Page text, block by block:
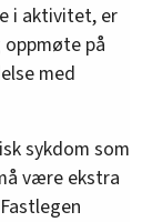
i aktivitet, er
på
med
sykdom som
være ekstra